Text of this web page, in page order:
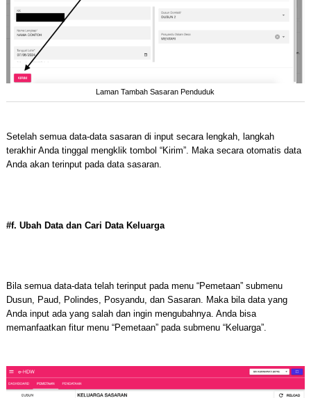
Laman Tambah Sasaran Penduduk
Setelah semua data-data sasaran di input secara lengkah, langkah
terakhir Anda tinggal mengklik tombol “Kirim”. Maka secara otomatis data
Anda akan terinput pada data sasaran.
#f. Ubah Data dan Cari Data Keluarga
Bila semua data-data telah terinput pada menu “Pemetaan” submenu
Dusun, Paud, Polindes, Posyandu, dan Sasaran. Maka bila data yang
Anda input ada yang salah dan ingin mengubahnya. Anda bisa
memanfaatkan fitur menu “Pemetaan” pada submenu “Keluarga”.